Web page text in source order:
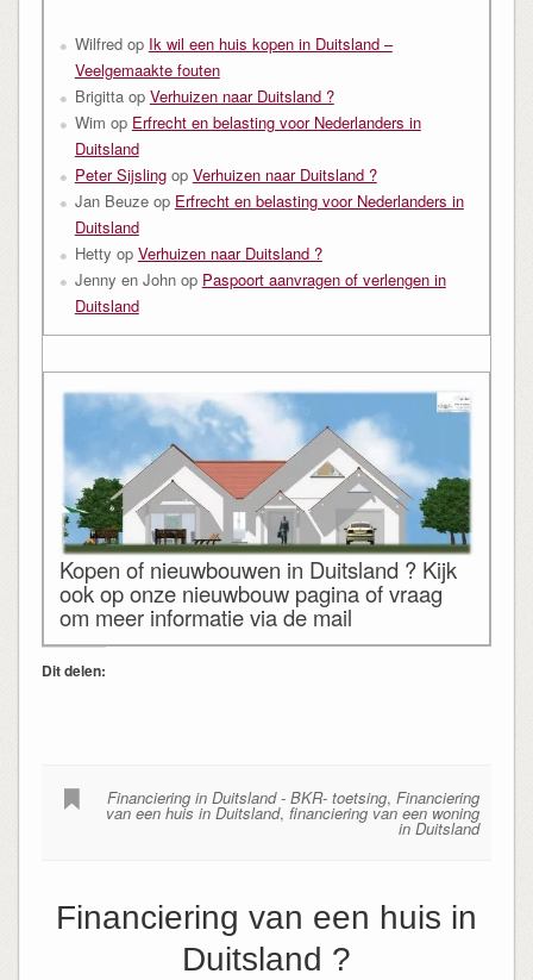
Wilfredop Ik wil een huis kopen in Duitsland –
Veelgemaakte fouten
Brigittaop Verhuizen naar Duitsland ?
Wim op Erfrecht en belasting voor Nederlanders in
Duitsland
Peter Sijslingop Verhuizen naar Duitsland ?
Jan Beuzeop Erfrecht en belasting voor Nederlanders in
Duitsland
Hetty op Verhuizen naar Duitsland ?
Jenny en Johnop Paspoort aanvragen of verlengen in
Duitsland
Kopen of nieuwbouwen in Duitsland ? Kijk
ook op onze nieuwbouw pagina of vraag
om meer informatie via de mail
Dit delen:
Financiering in Duitsland - BKR- toetsing,Financiering
van een huis in Duitsland,financiering van een woning
in Duitsland
Financiering van een huis in
Duitsland ?